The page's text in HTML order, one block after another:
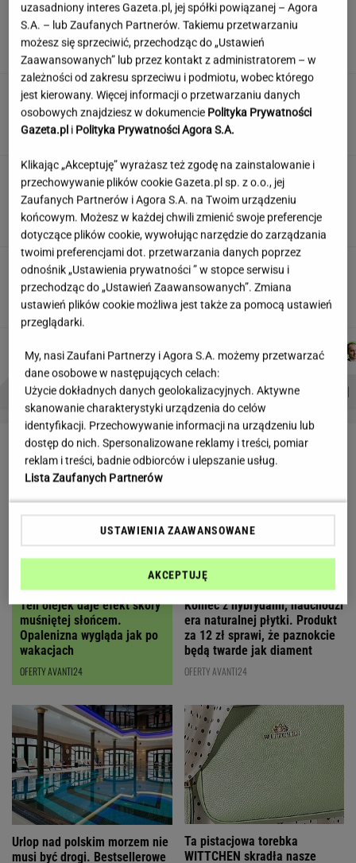
Quiz, w którym każdy zgarnie maksa.
Sprawdzisz się w Szybkiej Piątce?
Jeden wakacyjny nawyk może mieć
nieprzyjemne konsekwencje. Też tak robisz?
MATERIAŁ PROMOCYJNY
"Wymieniłam mojego byłego na
jego wujka milionera". Tak wciągają
mikrodramy
SUBSKRYPCJA
Teściowa mówi, że jest mamą jej
dziecka. "Chyba oszaleję"
KLAUDIA KIERZKOWSKA
Autorzy:
BALCERSKI
BRYCZKOWSKA
TRELA
KOZŁOWSKI
PROBLEMY POLSKICH SIATKARZY ZNAK Z '30' WISŁAWA SZYMBORSKA
LETNIE OKAZJE
Ten olejek daje efekt skóry
muśniętej słońcem.
Opalenizna wygląda jak po
wakacjach
OFERTY AVANTI24
Koniec z hybrydami, nadchodzi
era naturalnej płytki. Produkt
za 12 zł sprawi, że paznokcie
będą twarde jak diament
OFERTY AVANTI24
Urlop nad polskim morzem nie
musi być drogi. Bestsellerowe
Ta pistacjowa torebka
WITTCHEN skradła nasze
uzasadniony interes Gazeta.pl, jej spółki powiązanej – Agora
S.A. – lub Zaufanych Partnerów. Takiemu przetwarzaniu
możesz się sprzeciwić, przechodząc do „Ustawień
Zaawansowanych” lub przez kontakt z administratorem – w
zależności od zakresu sprzeciwu i podmiotu, wobec którego
jest kierowany. Więcej informacji o przetwarzaniu danych
osobowych znajdziesz w dokumencie Polityka Prywatności
Gazeta.pl i Polityka Prywatności Agora S.A.
Klikając „Akceptuję” wyrażasz też zgodę na zainstalowanie i
przechowywanie plików cookie Gazeta.pl sp. z o.o., jej
Zaufanych Partnerów i Agora S.A. na Twoim urządzeniu
końcowym. Możesz w każdej chwili zmienić swoje preferencje
dotyczące plików cookie, wywołując narzędzie do zarządzania
twoimi preferencjami dot. przetwarzania danych poprzez
odnośnik „Ustawienia prywatności ” w stopce serwisu i
przechodząc do „Ustawień Zaawansowanych”. Zmiana
ustawień plików cookie możliwa jest także za pomocą ustawień
przeglądarki.
My, nasi Zaufani Partnerzy i Agora S.A. możemy przetwarzać
dane osobowe w następujących celach:
Użycie dokładnych danych geolokalizacyjnych. Aktywne
skanowanie charakterystyki urządzenia do celów
identyfikacji. Przechowywanie informacji na urządzeniu lub
dostęp do nich. Spersonalizowane reklamy i treści, pomiar
reklam i treści, badnie odbiorców i ulepszanie usług.
Lista Zaufanych Partnerów
USTAWIENIA ZAAWANSOWANE
AKCEPTUJĘ